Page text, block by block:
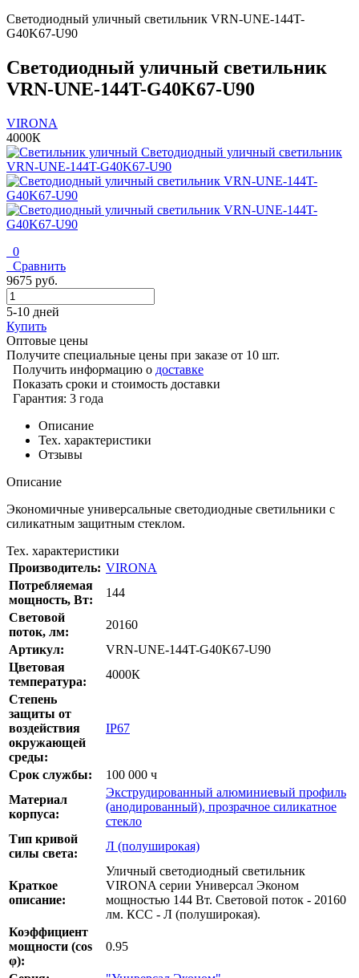
Светодиодный уличный светильник VRN-UNE-144T-
G40K67-U90
Светодиодный уличный светильник
VRN-UNE-144T-G40K67-U90
VIRONA
4000К
0
Сравнить
9675 руб.
5-10 дней
Купить
Оптовые цены
Получите специальные цены при заказе от 10 шт.
Получить информацию о доставке
Показать сроки и стоимость доставки
Гарантия: 3 года
Описание
Тех. характеристики
Отзывы
Описание
Экономичные универсальные светодиодные светильники с
силикатным защитным стеклом.
Тех. характеристики
Производитель: VIRONA
Потребляемая
мощность, Вт:
144
Cветовой
поток, лм:
20160
Артикул:
VRN-UNE-144T-G40K67-U90
Цветовая
температура:
4000К
Степень
защиты от
воздействия
окружающей
среды:
IP67
Срок службы:
100 000 ч
Материал
корпуса:
Экструдированный алюминиевый профиль
(анодированный), прозрачное силикатное
стекло
Тип кривой
силы света:
Л (полуширокая)
Краткое
описание:
Уличный светодиодный светильник
VIRONA серии Универсал Эконом
мощностью 144 Вт. Световой поток - 20160
лм. КСС - Л (полуширокая).
Коэффициент
мощности (cos
φ):
0.95